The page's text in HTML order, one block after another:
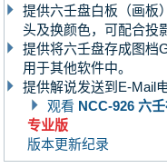
提供六壬盘白板（画板
头及换颜色，可配合投
提供将六壬盘存成图
用于其他软件中。
提供解说发送到E-Mail
观看 NCC-926 六
专业版
版本更新纪录